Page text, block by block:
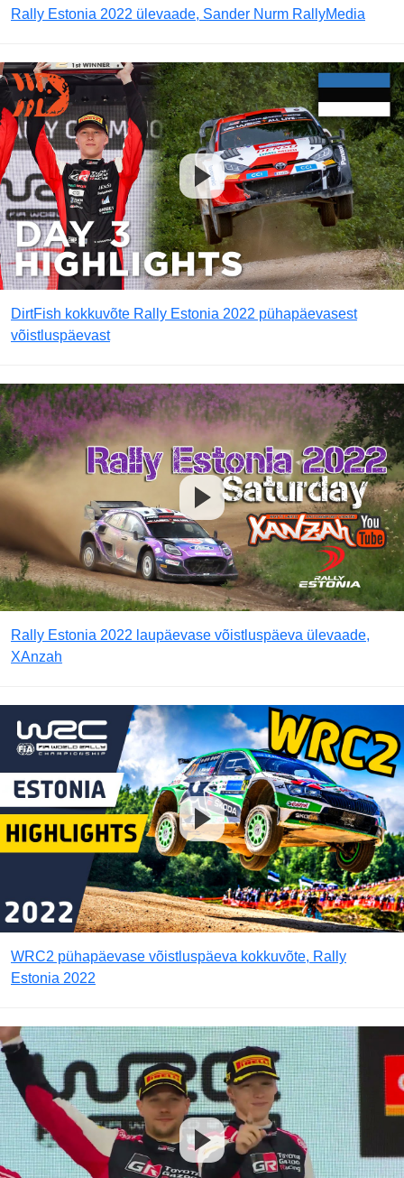
Rally Estonia 2022 ülevaade, Sander Nurm RallyMedia
DirtFish kokkuvõte Rally Estonia 2022 pühapäevasest
võistluspäevast
Rally Estonia 2022 laupäevase võistluspäeva ülevaade,
XAnzah
WRC2 pühapäevase võistluspäeva kokkuvõte, Rally
Estonia 2022